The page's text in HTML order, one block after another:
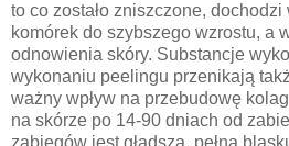
to co zostało zniszczone,
komórek do szybszego wzrostu, a
odnowienia skóry. Substancje
wykonaniu peelingu przenikają
ważny wpływ na przebudowę
na skórze po 14-90 dniach od